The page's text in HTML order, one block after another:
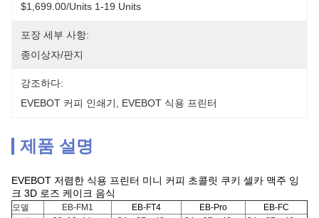
$1,699.00/units 1-19 Units
포장 세부 사항:
종이상자/판지
강조하다:
EVEBOT 커피 인쇄기
EVEBOT 식용 프린터
제품 설명
EVEBOT 저렴한 식용 프린터 미니 커피 초콜릿 쿠키 셀카 맥주 잉
크 3D 로즈 케이크 음식
모델 EB-FM1 EB-FT4 EB-Pro
EB-FC